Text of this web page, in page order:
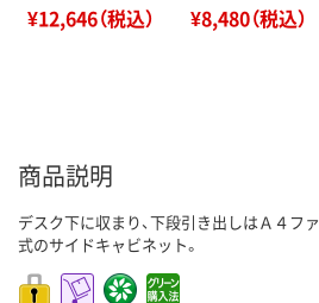
¥12,646（税込） ¥8,480（税込）
商品説明
デスク下に収まり、下段引き出しはＡ４フ
式のサイドキャビネット。